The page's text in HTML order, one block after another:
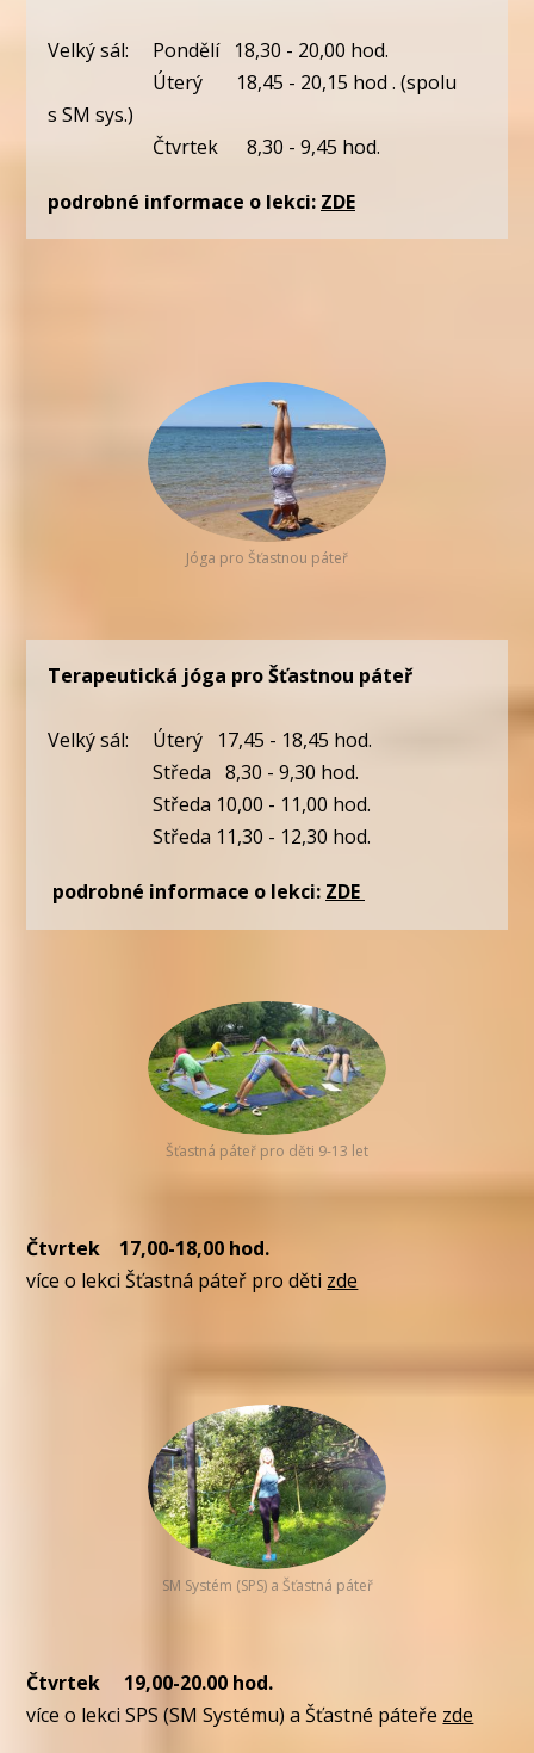
Velký sál: Pondělí 18,30 - 20,00 hod.
Úterý 18,45 - 20,15 hod . (spolu
s SM sys.)
Čtvrtek 8,30 - 9,45 hod.
podrobné informace o lekci: ZDE
Jóga pro Šťastnou páteř
Terapeutická jóga pro Šťastnou páteř
Velký sál: Úterý 17,45 - 18,45 hod.
Středa 8,30 - 9,30 hod.
Středa 10,00 - 11,00 hod.
Středa 11,30 - 12,30 hod.
podrobné informace o lekci: ZDE
Šťastná páteř pro děti 9-13 let
Čtvrtek 17,00-18,00 hod.
více o lekci Šťastná páteř pro děti zde
SM Systém (SPS) a Šťastná páteř
Čtvrtek 19,00-20.00 hod.
více o lekci SPS (SM Systému) a Šťastné páteře zde